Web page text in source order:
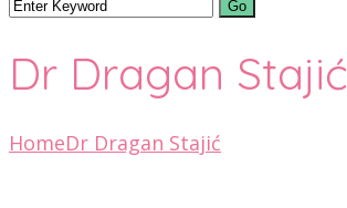
Dr Dragan Stajić
HomeDr Dragan Stajić